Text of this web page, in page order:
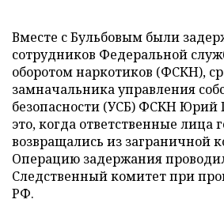
Вместе с Бульбовым были
сотрудников Федеральной
оборотом наркотиков (ФСКН),
замначальника управления
безопасности (УСБ) ФСКН Юрий
это, когда ответственные лица
возвращались из заграничной
Операцию задержания
Следственный комитет при
РФ.